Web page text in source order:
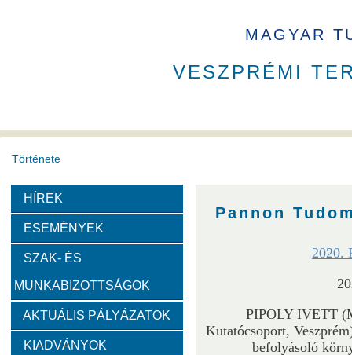
MAGYAR
VESZPRÉMI
Története
A VEAB története
Díjak
Emlékérem VEAB Kiemelkedő Ifjú
Szervezeti felépítése
HÍREK
ESEMÉNYEK
SZAK- ÉS
MUNKABIZOTTSÁGOK
AKTUÁLIS PÁLYÁZATOK
KIADVÁNYOK
Pannon
2020.
PIPOLY IVETT
Kutatócsoport,
befolyásoló